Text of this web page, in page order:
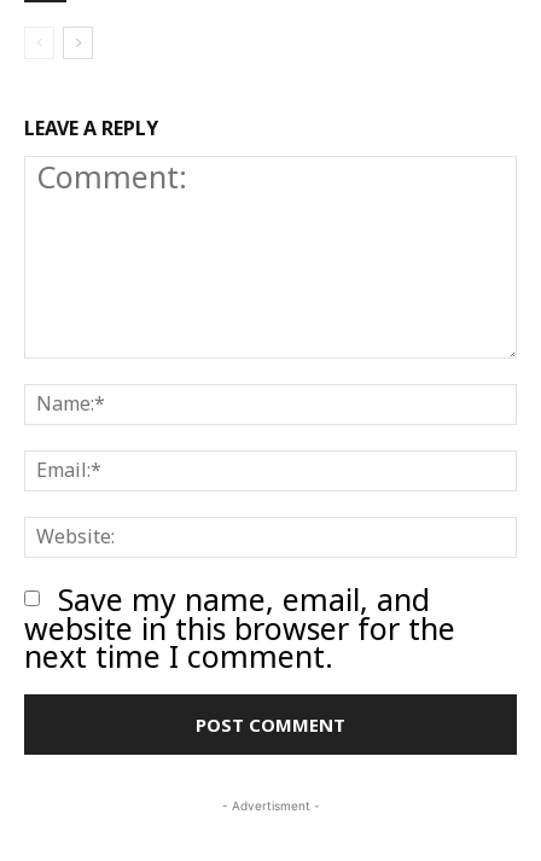
LEAVE A REPLY
Comment:
Save my name, email, and
website in this browser for the
next time I comment.
- Advertisment -